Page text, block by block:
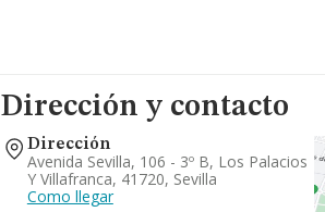
Dirección y contacto
Dirección
Avenida Sevilla, 106 - 3º B, Los Palacios
Y Villafranca, 41720, Sevilla
Como llegar